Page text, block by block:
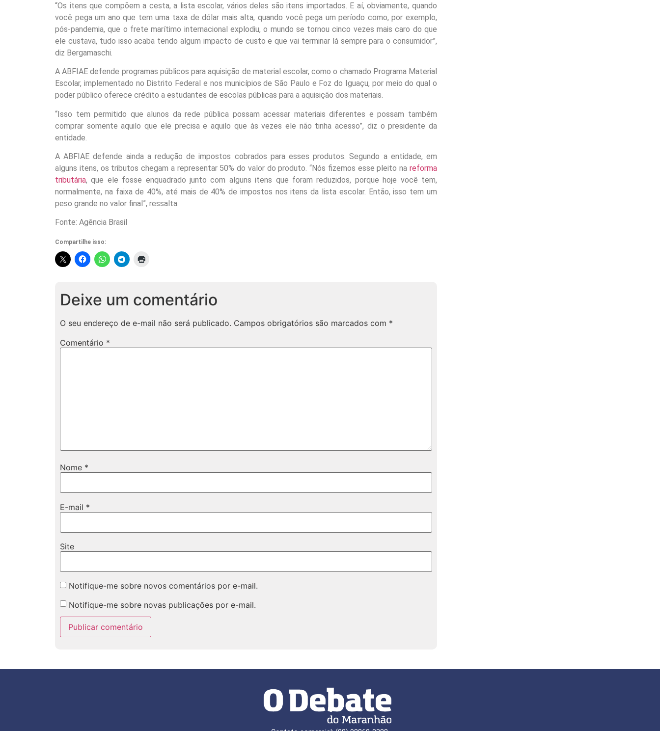
“Os itens que compõem a cesta, a lista escolar, vários deles são itens importados. E aí, obviamente, quando
você pega um ano que tem uma taxa de dólar mais alta, quando você pega um período como, por exemplo,
pós-pandemia, que o frete marítimo internacional explodiu, o mundo se tornou cinco vezes mais caro do que
ele custava, tudo isso acaba tendo algum impacto de custo e que vai terminar lá sempre para o consumidor”,
diz Bergamaschi.
A ABFIAE defende programas públicos para aquisição de material escolar, como o chamado Programa Material
Escolar, implementado no Distrito Federal e nos municípios de São Paulo e Foz do Iguaçu, por meio do qual o
poder público oferece crédito a estudantes de escolas públicas para a aquisição dos materiais.
“Isso tem permitido que alunos da rede pública possam acessar materiais diferentes e possam também
comprar somente aquilo que ele precisa e aquilo que às vezes ele não tinha acesso”, diz o presidente da
entidade.
A ABFIAE defende ainda a redução de impostos cobrados para esses produtos. Segundo a entidade, em
alguns itens, os tributos chegam a representar 50% do valor do produto. “Nós fizemos esse pleito na reforma
tributária, que ele fosse enquadrado junto com alguns itens que foram reduzidos, porque hoje você tem,
normalmente, na faixa de 40%, até mais de 40% de impostos nos itens da lista escolar. Então, isso tem um
peso grande no valor final”, ressalta.
Fonte: Agência Brasil
Compartilhe isso:
Deixe um comentário
O seu endereço de e-mail não será publicado. Campos obrigatórios são marcados com *
Comentário *
Nome *
E-mail *
Site
Notifique-me sobre novos comentários por e-mail.
Notifique-me sobre novas publicações por e-mail.